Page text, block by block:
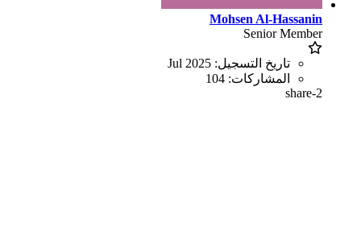
Mohsen Al-Hassanin
Senior Member
تاريخ التسجيل: Jul 2025
المشاركات: 104
share-2